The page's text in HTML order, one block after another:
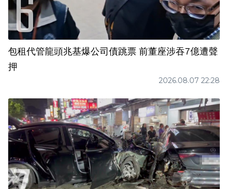
包租代管龍頭兆基爆公司債跳票 前董座涉吞7億遭聲
押
2026.08.07 22:28